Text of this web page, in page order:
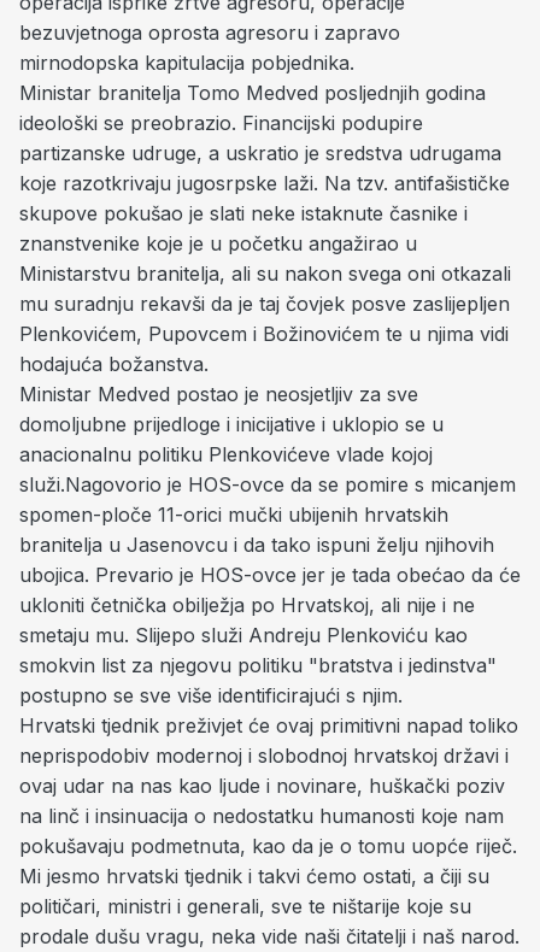
bezuvjetnoga oprosta agresoru i zapravo
mirnodopska kapitulacija pobjednika.
Ministar branitelja Tomo Medved posljednjih godina
ideološki se preobrazio. Financijski podupire
partizanske udruge, a uskratio je sredstva udrugama
koje razotkrivaju jugosrpske laži. Na tzv. antifašističke
skupove pokušao je slati neke istaknute časnike i
znanstvenike koje je u početku angažirao u
Ministarstvu branitelja, ali su nakon svega oni otkazali
mu suradnju rekavši da je taj čovjek posve zaslijepljen
Plenkovićem, Pupovcem i Božinovićem te u njima vidi
hodajuća božanstva.
Ministar Medved postao je neosjetljiv za sve
domoljubne prijedloge i inicijative i uklopio se u
anacionalnu politiku Plenkovićeve vlade kojoj
služi.Nagovorio je HOS-ovce da se pomire s micanjem
spomen-ploče 11-orici mučki ubijenih hrvatskih
branitelja u Jasenovcu i da tako ispuni želju njihovih
ubojica. Prevario je HOS-ovce jer je tada obećao da će
ukloniti četnička obilježja po Hrvatskoj, ali nije i ne
smetaju mu. Slijepo služi Andreju Plenkoviću kao
smokvin list za njegovu politiku "bratstva i jedinstva"
postupno se sve više identificirajući s njim.
Hrvatski tjednik preživjet će ovaj primitivni napad toliko
neprispodobiv modernoj i slobodnoj hrvatskoj državi i
ovaj udar na nas kao ljude i novinare, huškački poziv
na linč i insinuacija o nedostatku humanosti koje nam
pokušavaju podmetnuta, kao da je o tomu uopće riječ.
Mi jesmo hrvatski tjednik i takvi ćemo ostati, a čiji su
političari, ministri i generali, sve te ništarije koje su
prodale dušu vragu, neka vide naši čitatelji i naš narod.